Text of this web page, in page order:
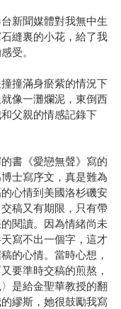
新聞媒體對我無中生
縫裏的小花，給了我
受。
撞滿身瘀紫的情況下
像一灘爛泥，東倒西
父親的情感記錄下
書《愛戀無聲》寫的
士寫序文，真是難為
心情到美國洛杉磯安
稿又有期限，只有帶
閱讀。因為情緒尚未
寫不出一個字，這才
的心情。當時心想，
要準時交稿的煎熬，
是給金聖華教授的翻
繆斯，她很鼓勵我寫